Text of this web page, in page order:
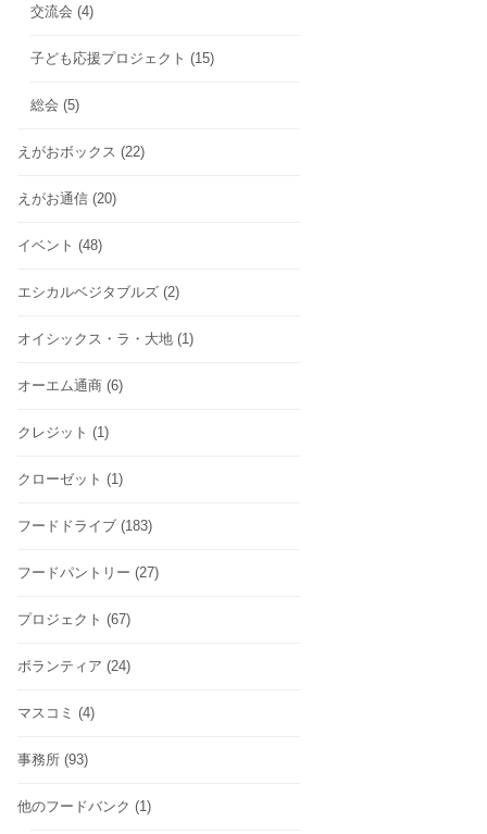
交流会 (4)
子ども応援プロジェクト (15)
総会 (5)
えがおボックス (22)
えがお通信 (20)
イベント (48)
エシカルベジタブルズ (2)
オイシックス・ラ・大地 (1)
オーエム通商 (6)
クレジット (1)
クローゼット (1)
フードドライブ (183)
フードパントリー (27)
プロジェクト (67)
ボランティア (24)
マスコミ (4)
事務所 (93)
他のフードバンク (1)